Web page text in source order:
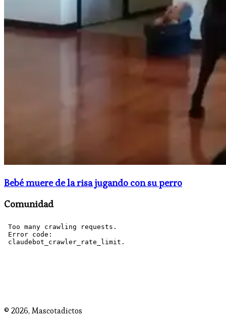
Bebé muere de la risa jugando con su perro
Comunidad
© 2026, Mascotadictos